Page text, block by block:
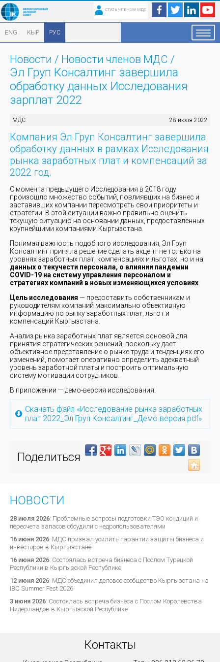
СТАТЬ ЧЛЕНОМ МДС
ENG КЫР РУС
Новости / Новости членов МДС /
Эл Груп Консалтинг завершила
обработку данных Исследования
зарплат 2022
МДС 28 июля 2022
Компания Эл Груп Консалтинг завершила
обработку данных в рамках Исследования
рынка заработных плат и компенсаций за
2022 год.
С момента предыдущего Исследования в 2018 году
произошло множество событий, повлиявших на бизнес и
заставивших компании пересмотреть свои приоритеты и
стратегии. В этой ситуации важно правильно оценить
текущую ситуацию на основании данных, предоставленных
крупнейшими компаниями Кыргызстана.
Понимая важность подобного исследования, Эл Груп
Консалтинг приняла решение сделать акцент не только на
уровнях заработных плат, компенсациях и льготах, но и на
данных о текучести персонала, о влиянии пандемии
COVID-19 на систему управления персоналом и
стратегиях компаний в новых изменяющихся условиях
Цель исследования — предоставить собственникам и
руководителям компаний максимально объективную
информацию по рынку заработных плат, льгот и
компенсаций Кыргызстана.
Анализ рынка заработных плат является основой для
принятия стратегических решений, поскольку дает
объективное представление о рынке труда и тенденциях его
изменений, помогает оперативно определить адекватный
уровень заработной платы и построить оптимальную
систему мотивации сотрудников.
В приложении — демо-версия исследования.
Скачать файл «Исследование рынка заработных
плат 2022_Эл Груп Консалтинг_Демо версия.pdf»
Поделиться
НОВОСТИ
28 июля 2026: Проблемные вопросы подготовки ТЭО кондиций и
пересчета запасов обсудили с недропользователями
16 июня 2026: МДС призвал усилить гарантии защиты бизнеса и
инвесторов в Кыргызстане
16 июня 2026: Состоялась встреча бизнеса с Послом Турецкой
Республики в Кыргызской Республике
12 июня 2026: МДС объединил деловое сообщество Кыргызстана на
IBC Summer Fest 2026
3 июня 2026: Состоялась встреча бизнеса с Послом Королевства
Нидерландов в Кыргызской Республике
Контакты